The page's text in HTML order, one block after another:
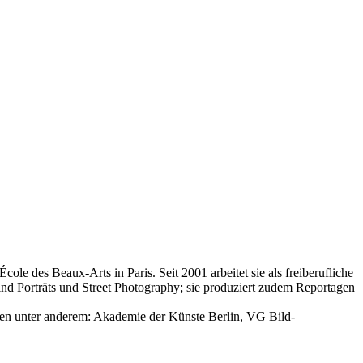
des Beaux-Arts in Paris. Seit 2001 arbeitet sie als freiberufliche
Porträts und Street Photography; sie produziert zudem Reportagen
unter anderem: Akademie der Künste Berlin, VG Bild-